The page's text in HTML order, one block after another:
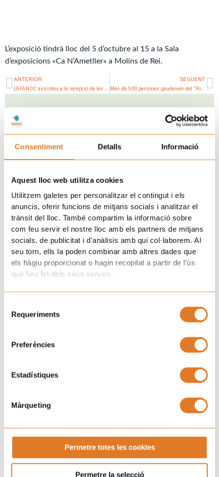
Consentiment Detalls Informació
Aquest lloc web utilitza cookies
Utilitzem galetes per personalitzar el contingut i els
anuncis, oferir funcions de mitjans socials i analitzar el
trànsit del lloc. També compartim la informació sobre
com feu servir el nostre lloc amb els partners de mitjans
socials, de publicitat i d'anàlisis amb qui col·laborem. Al
seu torn, ells la poden combinar amb altres dades que
els hàgiu proporcionat o hagin recopilat a partir de l'ús
que heu fet dels seus serveis.
Requeriments
Preferències
Estadístiques
Màrqueting
Permetre totes les cookies
Permetre la selecció
L’exposició tindrà lloc del 5 d’octubre al 15 a la Sala
d’exposicions «Ca N’Ametller» a Molins de Rei.
Prev
ANTERIOR SEGÜENT
Més de 500 persones gaudeixen del “Posa’t la Gorra!” de Reus
Uneix-te a la família d'Afanoc
Pròxims esdeveniments
DT
18
09:00 pm - 11:00 pm
“Puja, aquí dalt i balla”
per Sant Magí